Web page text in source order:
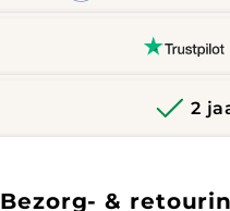
2
Bezorg- &